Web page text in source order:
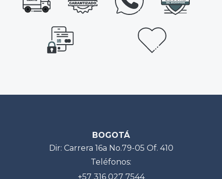
BOGOTÁ
Dir: Carrera 16a No.79-05 Of. 410
Teléfonos:
+57 316 027 7544